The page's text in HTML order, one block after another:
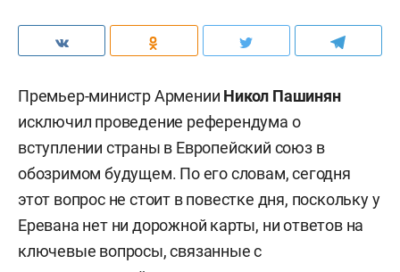
Премьер-министр Армении Никол Пашинян
исключил проведение референдума о
вступлении страны в Европейский союз в
обозримом будущем. По его словам, сегодня
этот вопрос не стоит в повестке дня, поскольку у
Еревана нет ни дорожной карты, ни ответов на
ключевые вопросы, связанные с